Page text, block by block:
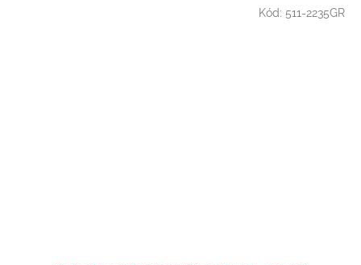
Kód: 511-2235GR